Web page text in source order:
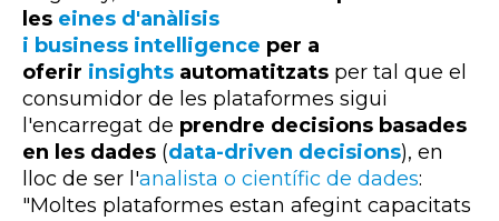
les eines d'anàlisis
i business intelligence per a
oferir insights automatitzats per tal que el
consumidor de les plataformes sigui
l'encarregat de prendre decisions basades
en les dades (data-driven decisions), en
lloc de ser l'analista o científic de dades:
"Moltes plataformes estan afegint capacitats